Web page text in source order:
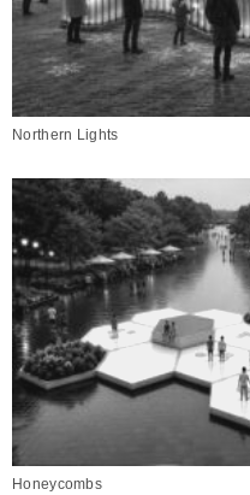
Northern Lights
Honeycombs